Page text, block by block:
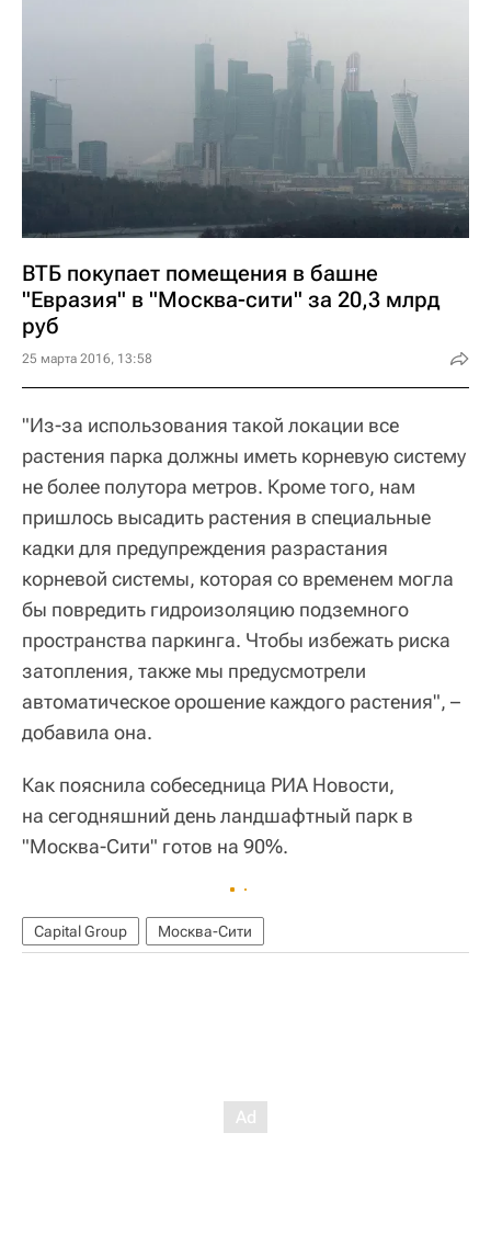
ВТБ покупает помещения в башне
"Евразия" в "Москва-сити" за 20,3 млрд
руб
25 марта 2016, 13:58
"Из-за использования такой локации все
растения парка должны иметь корневую систему
не более полутора метров. Кроме того, нам
пришлось высадить растения в специальные
кадки для предупреждения разрастания
корневой системы, которая со временем могла
бы повредить гидроизоляцию подземного
пространства паркинга. Чтобы избежать риска
затопления, также мы предусмотрели
автоматическое орошение каждого растения", –
добавила она.
Как пояснила собеседница РИА Новости,
на сегодняшний день ландшафтный парк в
"Москва-Сити" готов на 90%.
Capital Group Москва-Сити